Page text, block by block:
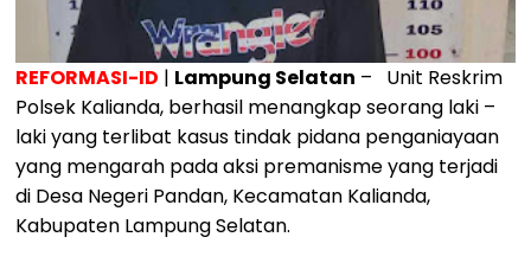
REFORMASI-ID | Lampung Selatan – Unit Reskrim
Polsek Kalianda, berhasil menangkap seorang laki –
laki yang terlibat kasus tindak pidana penganiayaan
yang mengarah pada aksi premanisme yang terjadi
di Desa Negeri Pandan, Kecamatan Kalianda,
Kabupaten Lampung Selatan.